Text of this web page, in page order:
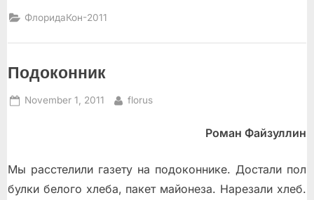
ФлоридаКон-2011
Подоконник
Posted
November 1, 2011 By
florus
Роман Файзуллин
Мы расстелили газету на подоконнике. Достали пол
булки белого хлеба, пакет майонеза. Нарезали хлеб.